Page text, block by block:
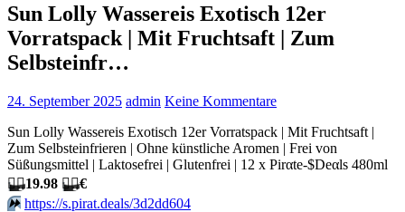
Sun Lolly Wassereis Exotisch 12er
Vorratspack | Mit Fruchtsaft | Zum
Selbsteinfr…
24. September 2025 admin Keine Kommentare
Sun Lolly Wassereis Exotisch 12er Vorratspack | Mit Fruchtsaft |
Zum Selbsteinfrieren | Ohne künstliche Aromen | Frei von
Süßungsmittel | Laktosefrei | Glutenfrei | 12 x Pirαtе-$Dеαls 480ml
🏴‍☠️19.98 🏴‍☠️€
⏩️ https://s.pirat.deals/3d2dd604